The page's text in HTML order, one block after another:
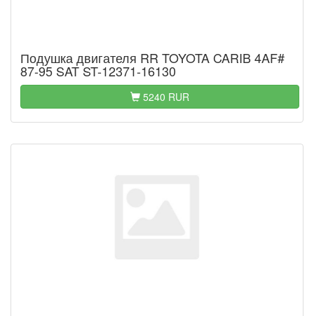
Подушка двигателя RR TOYOTA CARIB 4AF#
87-95 SAT ST-12371-16130
5240 RUR